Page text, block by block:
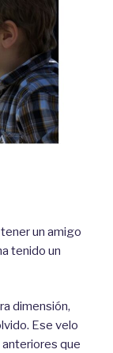
un amigo
tenido un
dimensión,
Ese velo
que